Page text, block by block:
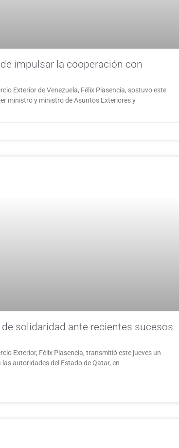
impulsar la cooperación con
Exterior de Venezuela, Félix Plasencia, sostuvo este
ministro y ministro de Asuntos Exteriores y
solidaridad ante recientes sucesos
Exterior, Félix Plasencia, transmitió este jueves un
autoridades del Estado de Qatar, en